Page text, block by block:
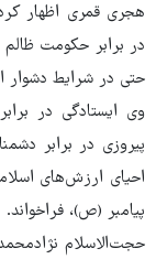
هجری قمری اظهار
در برابر حکومت ظالم
حتی در شرایط
وی ایستادگی در
پیروزی در برابر
احیای ارزش‌های
پیامبر (ص)، فراخواند.
حجت‌الاسلام